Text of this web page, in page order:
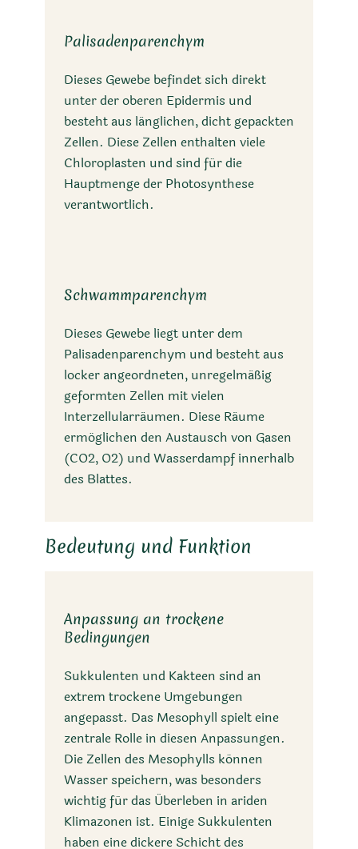
Palisadenparenchym
Dieses Gewebe befindet sich direkt
unter der oberen Epidermis und
besteht aus länglichen, dicht gepackten
Zellen. Diese Zellen enthalten viele
Chloroplasten und sind für die
Hauptmenge der Photosynthese
verantwortlich.
Schwammparenchym
Dieses Gewebe liegt unter dem
Palisadenparenchym und besteht aus
locker angeordneten, unregelmäßig
geformten Zellen mit vielen
Interzellularräumen. Diese Räume
ermöglichen den Austausch von Gasen
(CO2, O2) und Wasserdampf innerhalb
des Blattes.
Bedeutung und Funktion
Anpassung an trockene
Bedingungen
Sukkulenten und Kakteen sind an
extrem trockene Umgebungen
angepasst. Das Mesophyll spielt eine
zentrale Rolle in diesen Anpassungen.
Die Zellen des Mesophylls können
Wasser speichern, was besonders
wichtig für das Überleben in ariden
Klimazonen ist. Einige Sukkulenten
haben eine dickere Schicht des